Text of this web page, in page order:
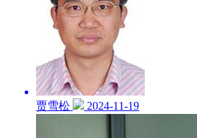
贾雪松 2024-11-19